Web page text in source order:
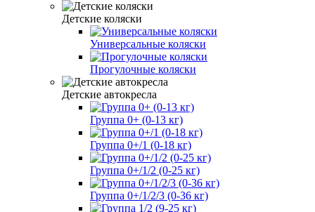
Детские коляски
Универсальные коляски
Прогулочные коляски
Детские автокресла
Группа 0+ (0-13 кг)
Группа 0+/1 (0-18 кг)
Группа 0+/1/2 (0-25 кг)
Группа 0+/1/2/3 (0-36 кг)